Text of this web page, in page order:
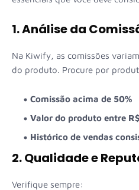
1. Análise da
Na Kiwify, as comissões
do produto. Procure por
Comissão acima de 50%
Valor do produto entre
Histórico de vendas
2. Qualidade e
Verifique sempre: